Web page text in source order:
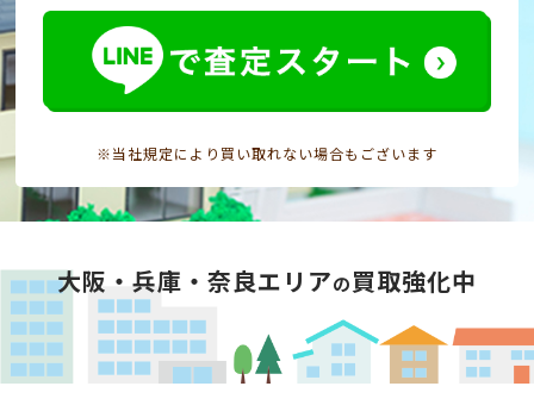
※当社規定により買い取れない場合もございます
大阪・兵庫・奈良エリアの買取強化中